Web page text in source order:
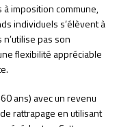
à imposition commune,
individuels s’élèvent à
pas son
flexibilité appréciable
ans) avec un revenu
rattrapage en utilisant